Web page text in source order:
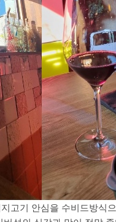
고기 안심을 수비드방식